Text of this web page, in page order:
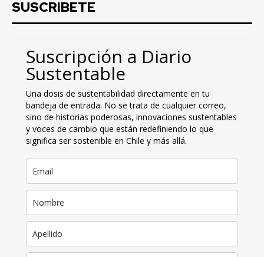
SUSCRIBETE
Suscripción a Diario
Sustentable
Una dosis de sustentabilidad directamente en tu
bandeja de entrada. No se trata de cualquier correo,
sino de historias poderosas, innovaciones sustentables
y voces de cambio que están redefiniendo lo que
significa ser sostenible en Chile y más allá.